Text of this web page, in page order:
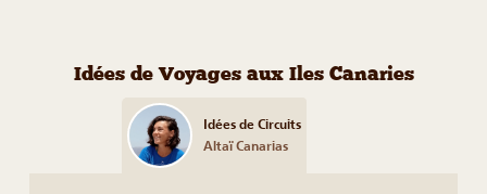
Idées de Voyages aux Iles Canaries
Idées de Circuits
Altaï Canarias